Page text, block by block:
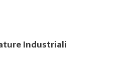
Industriali